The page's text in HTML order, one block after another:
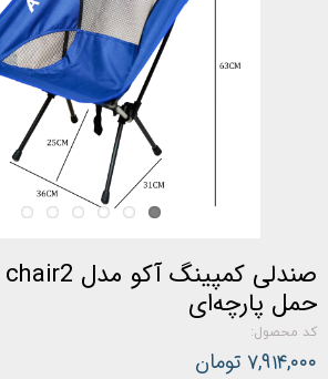
حمل پارچه‌ای
کد محصول:
۷,۹۱۴,۰۰۰ تومان